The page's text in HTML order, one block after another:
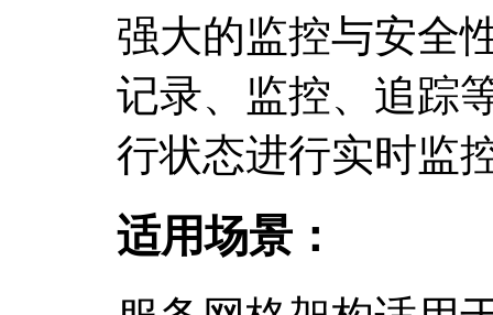
强大的监控与安全
记录、监控、追踪
行状态进行实时监
适用场景：